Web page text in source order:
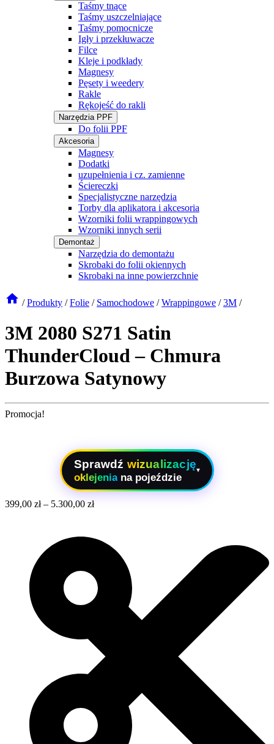
Taśmy tnące
Taśmy uszczelniające
Taśmy pomocnicze
Igły i przekłuwacze
Filce
Kleje i podkłady
Magnesy
Pęsety i weedery
Rakle
Rękojeść do rakli
Narzędzia PPF
Do folii PPF
Akcesoria
Magnesy
Dodatki
uzupełnienia i cz. zamienne
Ściereczki
Specjalistyczne narzędzia
Torby dla aplikatora i akcesoria
Wzorniki folii wrappingowych
Wzorniki innych serii
Demontaż
Narzędzia do demontażu
Skrobaki do folii okiennych
Skrobaki na inne powierzchnie
/ Produkty / Folie / Samochodowe / Wrappingowe / 3M /
3M 2080 S271 Satin
ThunderCloud – Chmura
Burzowa Satynowy
Promocja!
Sprawdź wizualizację
oklejenia na pojeździe
▾
399,00 zł– 5.300,00 zł